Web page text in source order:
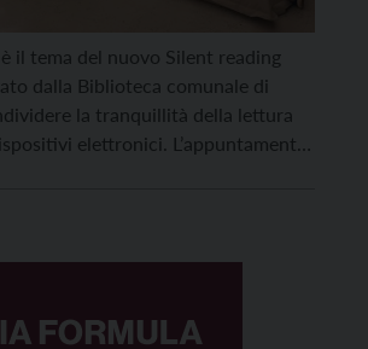
il tema del nuovo Silent reading
dalla Biblioteca comunale di
la tranquillità della lettura
elettronici. L’appuntamento